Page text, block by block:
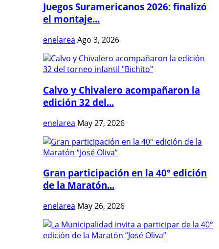
Juegos Suramericanos 2026: finalizó
el montaje...
enelarea Ago 3, 2026
Calvo y Chivalero acompañaron la
edición 32 del...
enelarea May 27, 2026
Gran participación en la 40° edición
de la Maratón...
enelarea May 26, 2026